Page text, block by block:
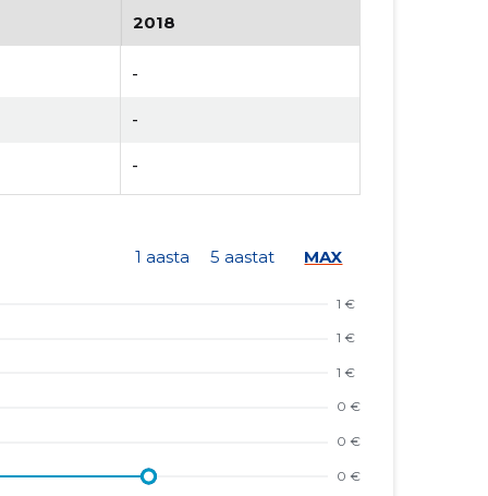
2018
-
-
-
1 aasta 5 aastat MAX